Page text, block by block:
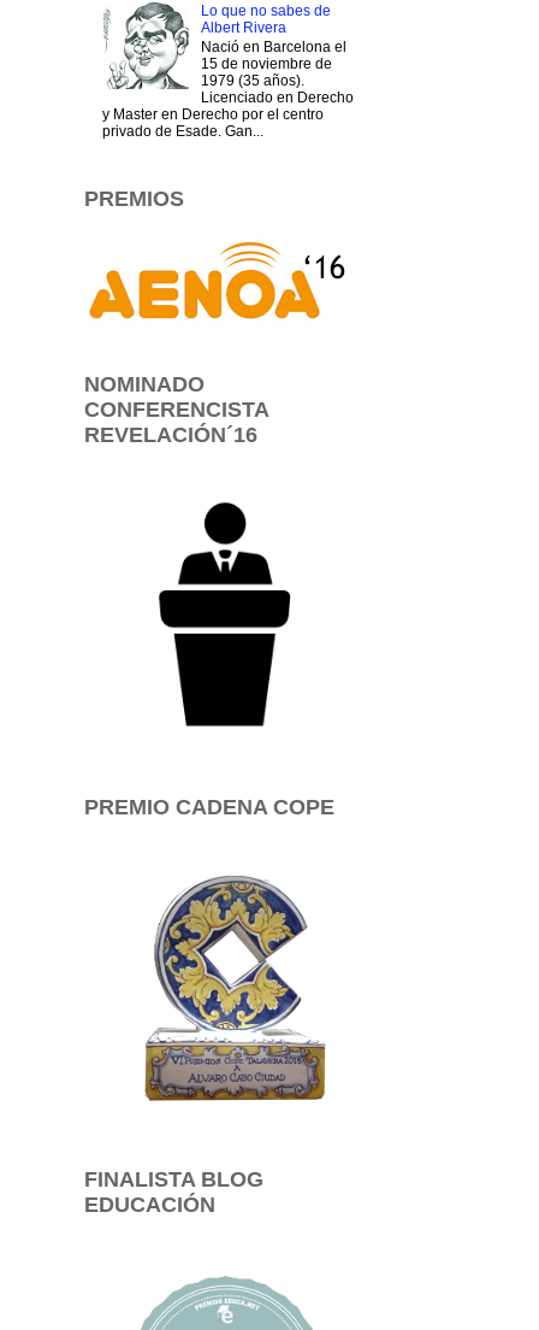
Lo que no sabes de
Albert Rivera
Nació en Barcelona el
15 de noviembre de
1979 (35 años).
Licenciado en Derecho
y Master en Derecho por el centro
privado de Esade. Gan...
PREMIOS
NOMINADO
CONFERENCISTA
REVELACIÓN´16
PREMIO CADENA COPE
FINALISTA BLOG
EDUCACIÓN